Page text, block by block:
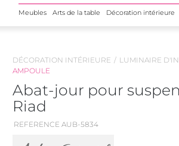
Meubles Arts de la table Décoration intérieure
DÉCORATION INTÉRIEURE LUMINAIRE
AMPOULE
Abat-jour pour
Riad
REFERENCE AUB-5834